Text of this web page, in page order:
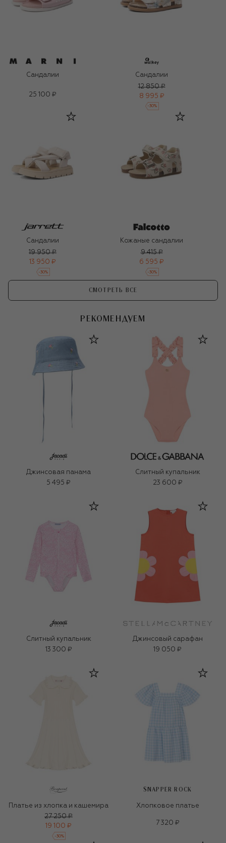
Сандалии
25 100 ₽
Сандалии
12 850 ₽
8 995 ₽
-30%
Сандалии
19 950 ₽
13 950 ₽
-30%
Кожаные сандалии
9 415 ₽
6 595 ₽
-30%
СМОТРЕТЬ ВСЕ
РЕКОМЕНДУЕМ
Джинсовая панама
5 495 ₽
Слитный купальник
23 600 ₽
Слитный купальник
13 300 ₽
Джинсовый сарафан
19 050 ₽
Платье из хлопка и кашемира
27 250 ₽
19 100 ₽
-30%
SNAPPER ROCK
Хлопковое платье
7 320 ₽